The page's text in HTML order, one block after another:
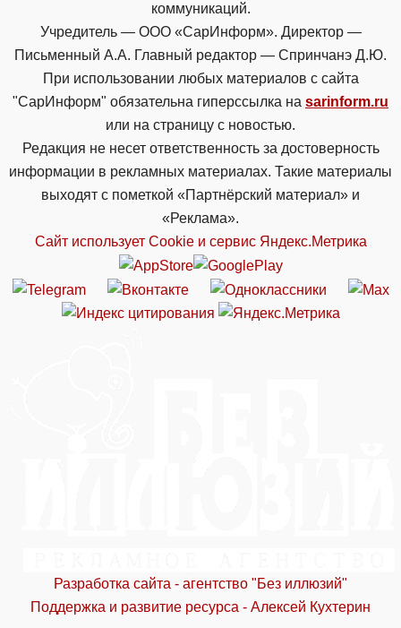
коммуникаций.
Учредитель — ООО «СарИнформ». Директор —
Письменный А.А. Главный редактор — Спринчанэ Д.Ю.
При использовании любых материалов с сайта
"СарИнформ" обязательна гиперссылка на sarinform.ru
или на страницу с новостью.
Редакция не несет ответственность за достоверность
информации в рекламных материалах. Такие материалы
выходят с пометкой «Партнёрский материал» и
«Реклама».
Сайт использует Cookie и сервиc Яндекс.Метрика
Разработка сайта - агентство "Без иллюзий"
Поддержка и развитие ресурса - Алексей Кухтерин